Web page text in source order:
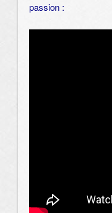
passion :